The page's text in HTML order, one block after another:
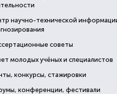
научно-технической
советы
молодых учёных и специалистов
конкурсы, стажировки
конференции, фестивали